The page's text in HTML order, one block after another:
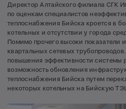
Директор Алтайского филиала СГК
по оценкам специалистов
теплоснабжения Бийска кроется в
котельных и отсутствии у города
Помимо прочего высоки показатели
квартальных сетевых
повышения эффективности системы
возможность обновления
теплоснабжения Бийска путем
некоторых котельных на Бийскую